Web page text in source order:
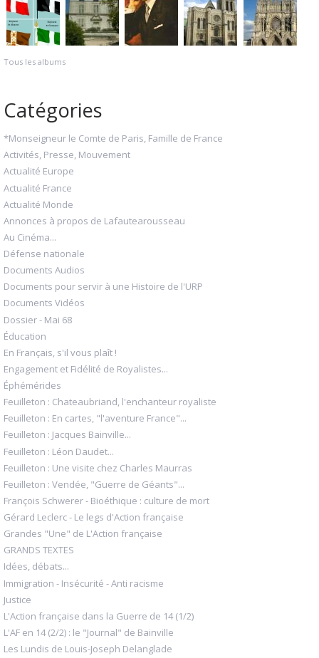
Tous les albums
Catégories
*Monseigneur le Comte de Paris, Famille de France
Activités, Presse, Mouvement
Actualité Europe
Actualité France
Actualité Monde
Annonces à propos de Lafautearousseau
Au Cinéma...
Défense nationale
Documents Audios
Documents pour servir à une Histoire de l'URP
Documents Vidéos
Dossier - Mai 68
Éducation
En Français, s'il vous plaît !
Engagement et Fidélité de Royalistes...
Éphémérides
Feuilleton : Chateaubriand, l'enchanteur royaliste
Feuilleton : En cartes, "l'aventure France"...
Feuilleton : Jacques Bainville...
Feuilleton : Léon Daudet...
Feuilleton : Une visite chez Charles Maurras
Feuilleton : Vendée, "Guerre de Géants"...
François Schwerer - Bioéthique : culture de mort
Gérard Leclerc - Le legs d'Action française
Grandes "Une" de L'Action française
GRANDS TEXTES
Idées, débats...
Immigration - Insécurité - Anti racisme
Justice
L'Action française dans la Guerre de 14 (1/2)
L'AF en 14 (2/2) : le "Journal" de Bainville
Les Lundis de Louis-Joseph Delanglade